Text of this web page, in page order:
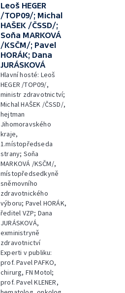
Leoš HEGER
/TOP09/; Michal
HAŠEK /ČSSD/;
Soňa MARKOVÁ
/KSČM/; Pavel
HORÁK; Dana
JURÁSKOVÁ
Hlavní hosté: Leoš
HEGER /TOP09/,
ministr zdravotnictví;
Michal HAŠEK /ČSSD/,
hejtman
Jihomoravského
kraje,
1.místopředseda
strany; Soňa
MARKOVÁ /KSČM/,
místopředsedkyně
sněmovního
zdravotnického
výboru; Pavel HORÁK,
ředitel VZP; Dana
JURÁSKOVÁ,
exministryně
zdravotnictví
Experti v publiku:
prof. Pavel PAFKO,
chirurg, FN Motol;
prof. Pavel KLENER,